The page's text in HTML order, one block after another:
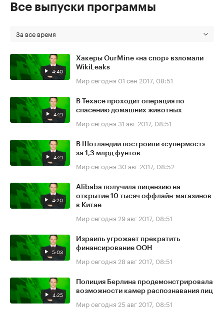
Все выпуски программы
За все время
4:40
Хакеры OurMine «на спор» взломали
WikiLeaks
Мир сегодня 01 сен 2017, 08:51
4:21
В Техасе проходит операция по
спасению домашних животных
Мир сегодня 31 авг 2017, 08:51
4:21
В Шотландии построили «супермост»
за 1,3 млрд фунтов
Мир сегодня 30 авг 2017, 08:52
4:20
Alibaba получила лицензию на
открытие 10 тысяч оффлайн-магазинов
в Китае
Мир сегодня 29 авг 2017, 08:51
5:03
Израиль угрожает прекратить
финансирование ООН
Мир сегодня 28 авг 2017, 08:51
4:25
Полиция Берлина продемонстрировала
возможности камер распознавания лиц
Мир сегодня 25 авг 2017, 08:51